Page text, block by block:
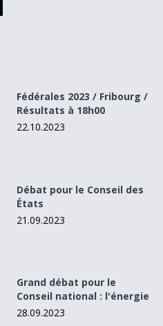
à 18h00
Fédérales 2023 / Fribourg /
Résultats à 18h00
22.10.2023
Débat pour le Conseil des
États
21.09.2023
national : l&#039;énergie
Grand débat pour le
Conseil national : l'énergie
28.09.2023